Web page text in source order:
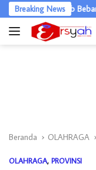
Langsung
ke
Breaking News
Beban Orang
Beranda OLAHRAGA
OLAHRAGA, PROVINSI